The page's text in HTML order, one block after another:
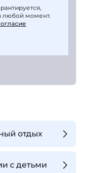
любой момент.
отдых
с детьми